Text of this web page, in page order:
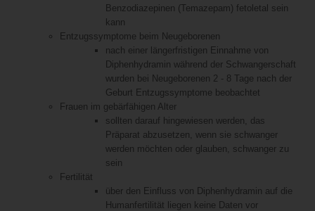
Benzodiazepinen (Temazepam) fetoletal sein
kann
Entzugssymptome beim Neugeborenen
nach einer längerfristigen Einnahme von
Diphenhydramin während der Schwangerschaft
wurden bei Neugeborenen 2 - 8 Tage nach der
Geburt Entzugssymptome beobachtet
Frauen im gebärfähigen Alter
sollten darauf hingewiesen werden, das
Präparat abzusetzen, wenn sie schwanger
werden möchten oder glauben, schwanger zu
sein
Fertilität
über den Einfluss von Diphenhydramin auf die
Humanfertilität liegen keine Daten vor